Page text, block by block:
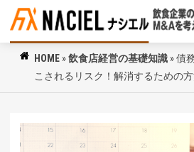
HOME »飲食店経営の基礎知識 »債
こされるリスク！解消するための